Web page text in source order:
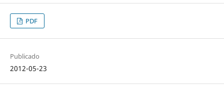
PDF
Publicado
2012-05-23